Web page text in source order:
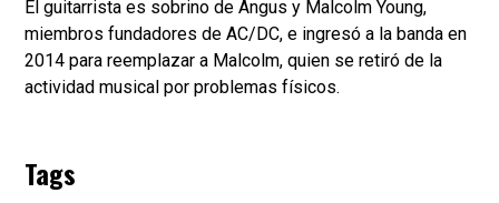
El guitarrista es sobrino de Angus y Malcolm Young,
miembros fundadores de AC/DC, e ingresó a la banda en
2014 para reemplazar a Malcolm, quien se retiró de la
actividad musical por problemas físicos.
Tags